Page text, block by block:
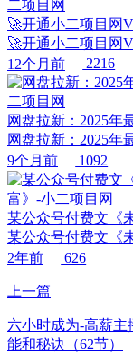
🚀开通小二项目网
🚀开通小二项目网
12个月前
2216
网盘拉新：2025年
网盘拉新：2025年
9个月前
1092
某公众号付费文《
某公众号付费文《
2年前
626
上一篇
六小时成为-高薪
能和秘诀（62节）